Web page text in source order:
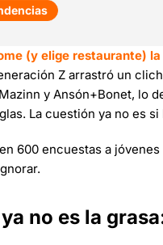
(y elige restaurante)
Z arrastró un
y Ansón+Bonet, lo
La cuestión ya no es
600 encuestas a
no es la